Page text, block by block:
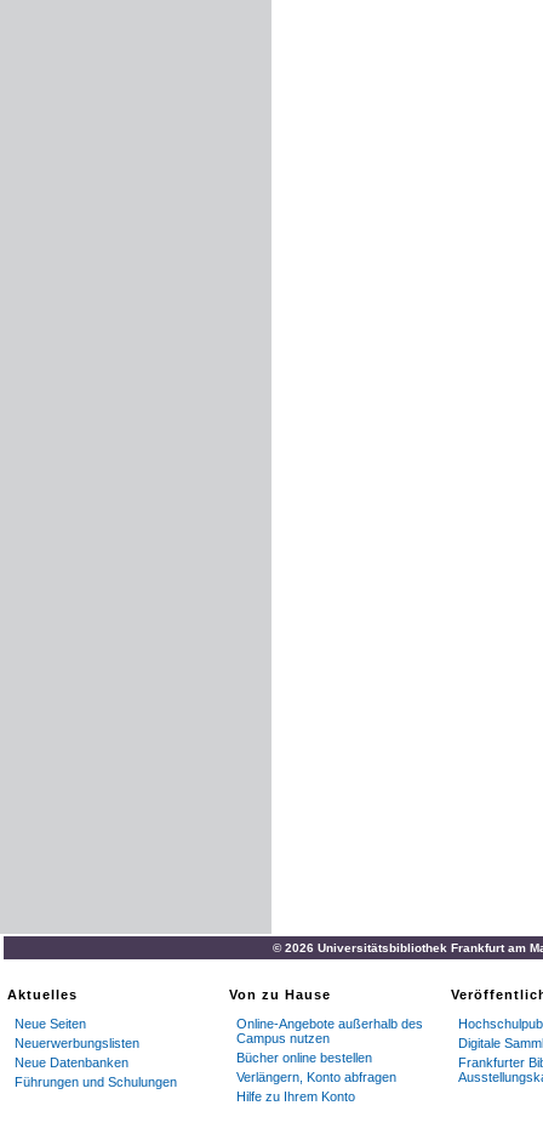
© 2026 Universitätsbibliothek Frankfurt am
Aktuelles
Neue Seiten
Neuerwerbungslisten
Neue Datenbanken
Führungen und Schulungen
Von zu Hause
Online-Angebote außerhalb des
Campus nutzen
Bücher online bestellen
Verlängern, Konto abfragen
Hilfe zu Ihrem Konto
Digitale
Frankfurter